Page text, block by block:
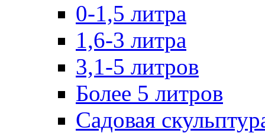
0-1,5 литра
1,6-3 литра
3,1-5 литров
Более 5 литров
Садовая